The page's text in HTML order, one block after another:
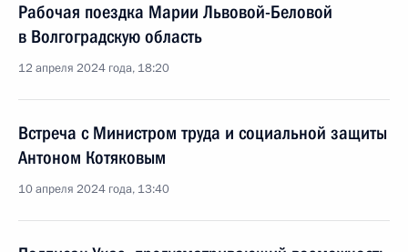
Рабочая поездка Марии Львовой-Беловой
в Волгоградскую область
12 апреля 2024 года, 18:20
Встреча с Министром труда и социальной защиты
Антоном Котяковым
10 апреля 2024 года, 13:40